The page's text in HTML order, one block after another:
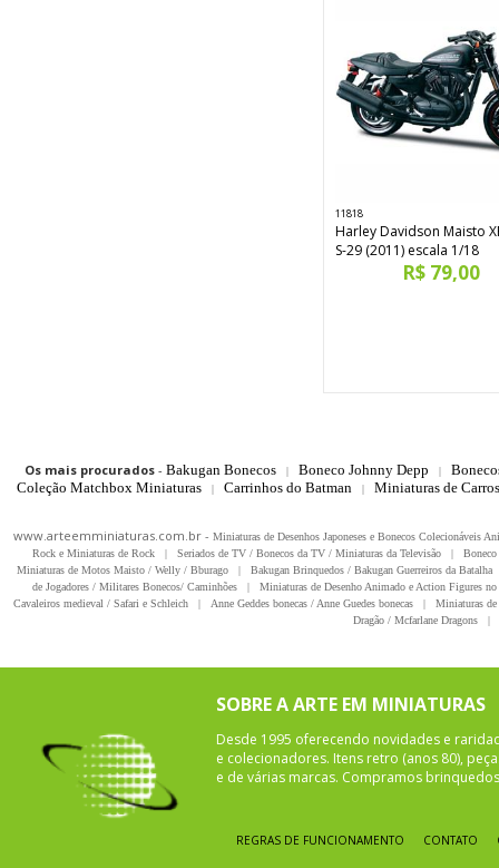
11818
Harley Davidson Maisto
S-29 (2011) escala 1/18
R$ 79,00
Os mais procurados- Bakugan Bonecos | Boneco Johnny Depp |
Coleção Matchbox Miniaturas
| Carrinhos do Batman | Miniaturas de
www.arteemminiaturas.com.br - Miniaturas de Desenhos Japoneses e Bonecos Colecionáveis
Rock e Miniaturas de Rock
| Seriados de TV / Bonecos da TV / Miniaturas da Televisão |
Miniaturas de Motos Maisto / Welly / Bburago
| Bakugan Brinquedos / Bakugan Guerreiros da Batalha
de Jogadores / Militares Bonecos/ Caminhões
|
Miniaturas de Desenho Animado e Action Figures
Cavaleiros medieval / Safari e Schleich
| Anne Geddes bonecas / Anne Guedes bonecas |
Miniaturas
Dragão / Mcfarlane Dragons
|
SOBRE A ARTE EM MINIATURAS
Desde 1995 oferecendo novidades e
e colecionadores. Itens retro (anos 80),
e de várias marcas. Compramos
REGRAS DE FUNCIONAMENTO CONTATO